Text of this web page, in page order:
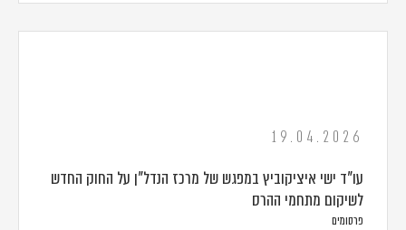
19.04.2026
עו"ד ישי איציקוביץ במפגש של מרכז הנדל"ן על החוק החדש
לשיקום מתחמי ההרס
פרסומים